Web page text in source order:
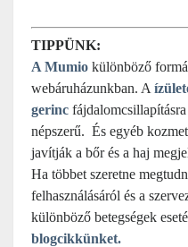
TIPPÜNK:
A Mumio különböző
webáruházunkban. A
gerinc
népszerű. És egyéb
javítják a bőr és a haj
Ha többet szeretne
felhasználásáról és a
különböző betegségek
blogcikkünket.